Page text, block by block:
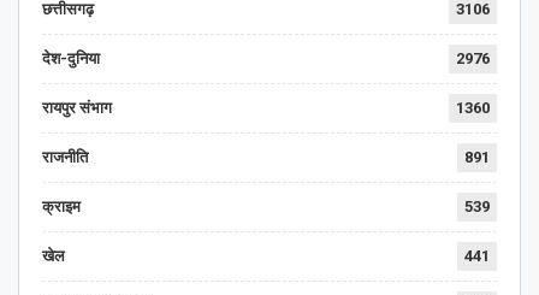
छत्तीसगढ़ 3106
देश-दुनिया 2976
रायपुर संभाग 1360
राजनीति 891
क्राइम 539
खेल 441